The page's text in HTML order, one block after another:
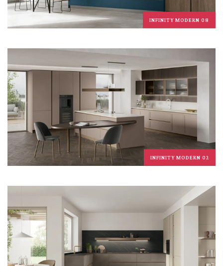
INFINITY MODERN 08
INFINITY MODERN 02